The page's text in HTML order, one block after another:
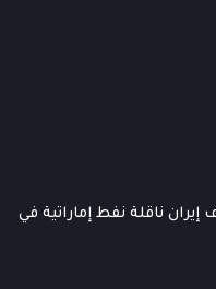
ناقلة نفط إماراتية في